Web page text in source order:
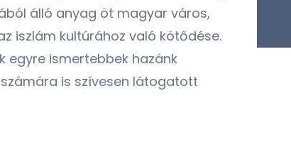
álló anyag öt magyar város,
iszlám kultúrához való kötődése.
egyre ismertebbek hazánk
is szívesen látogatott